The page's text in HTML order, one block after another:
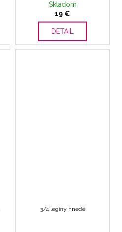
Skladom
19 €
DETAIL
3/4 legíny hnedé